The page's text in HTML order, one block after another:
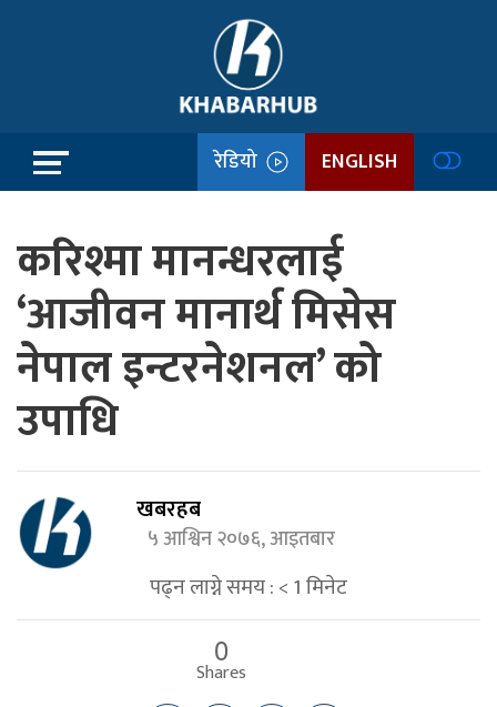
रेडियो ENGLISH
करिश्मा मानन्धरलाई
‘आजीवन मानार्थ मिसेस
नेपाल इन्टरनेशनल’ को
उपाधि
खबरहब
५ आश्विन २०७६, आइतबार
पढ्न लाग्ने समय :< 1मिनेट
0
Shares